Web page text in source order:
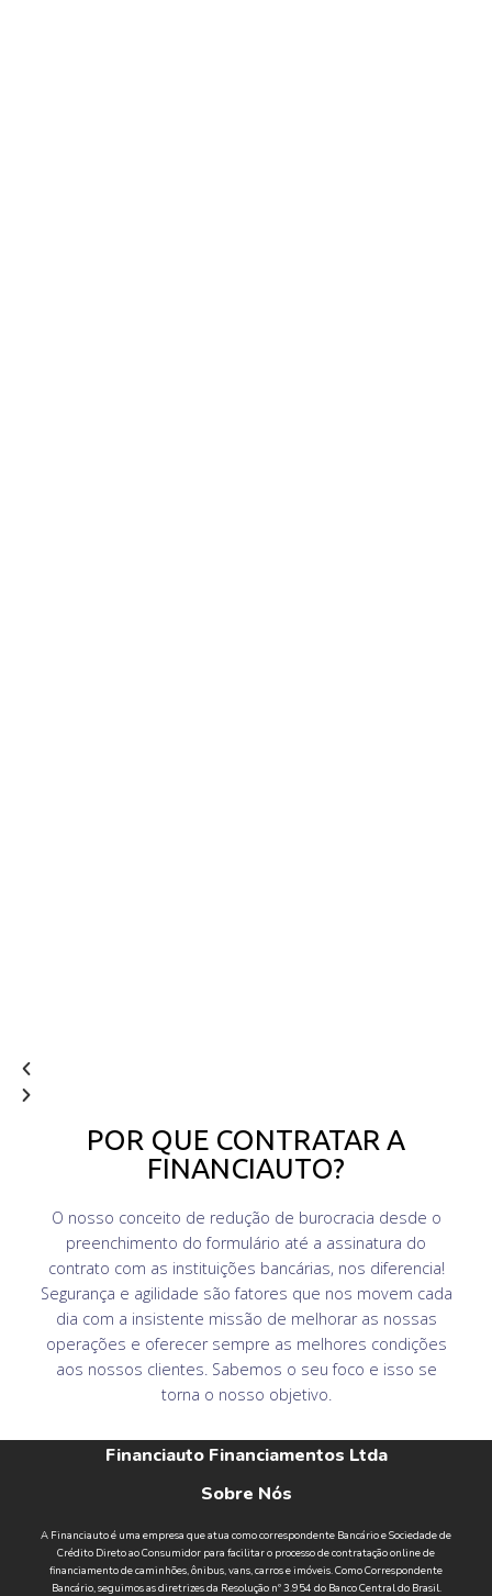
POR QUE CONTRATAR A
FINANCIAUTO?
O nosso conceito de redução de burocracia desde o
preenchimento do formulário até a assinatura do
contrato com as instituições bancárias, nos diferencia!
Segurança e agilidade são fatores que nos movem cada
dia com a insistente missão de melhorar as nossas
operações e oferecer sempre as melhores condições
aos nossos clientes. Sabemos o seu foco e isso se
torna o nosso objetivo.
Financiauto Financiamentos Ltda
Sobre Nós
A Financiauto é uma empresa que atua como correspondente Bancário e Sociedade de
Crédito Direto ao Consumidor para facilitar o processo de contratação online de
financiamento de caminhões, ônibus, vans, carros e imóveis. Como Correspondente
Bancário, seguimos as diretrizes da Resolução nº 3.954 do Banco Central do Brasil.